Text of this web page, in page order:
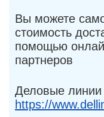
Вы можете
стоимость
помощью
партнеров
Деловые линии
https://